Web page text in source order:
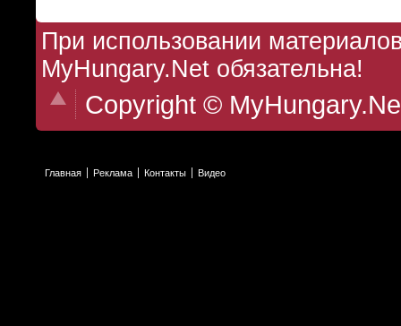
При использовании
MyHungary.Net обязательна!
Copyright ©
Главная Реклама Контакты Видео